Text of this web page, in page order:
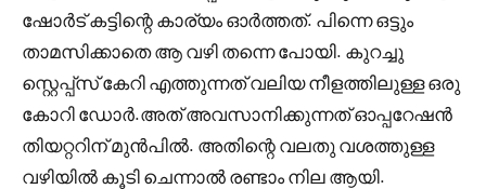
ഷോർട് കട്ടിന്റെ കാര്യം ഓർത്തത്. പിന്നെ ഒട്ടും
താമസിക്കാതെ ആ വഴി തന്നെ പോയി. കുറച്ചു
സ്റ്റെപ്പ്സ് കേറി എത്തുന്നത് വലിയ നീളത്തിലുള്ള ഒരു
കോറി ഡോർ.അത് അവസാനിക്കുന്നത് ഓപ്പറേഷൻ
തിയറ്ററിന് മുൻപിൽ. അതിന്റെ വലതു വശത്തുള്ള
വഴിയിൽ കൂടി ചെന്നാൽ രണ്ടാം നില ആയി.